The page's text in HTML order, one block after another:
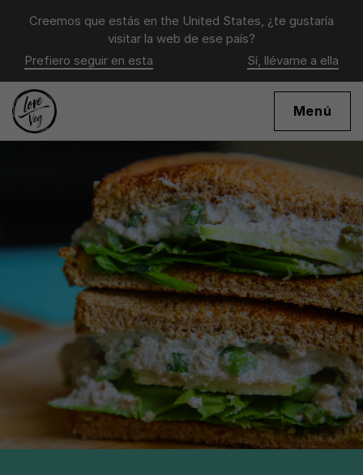
Creemos que estás en the United States, ¿te gustaría
visitar la web de ese país?
Prefiero seguir en esta
Sí, llévame a ella
Menú